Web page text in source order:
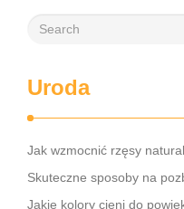
Uroda
Jak wzmocnić rzęsy
Skuteczne sposoby na
Jakie kolory cieni do